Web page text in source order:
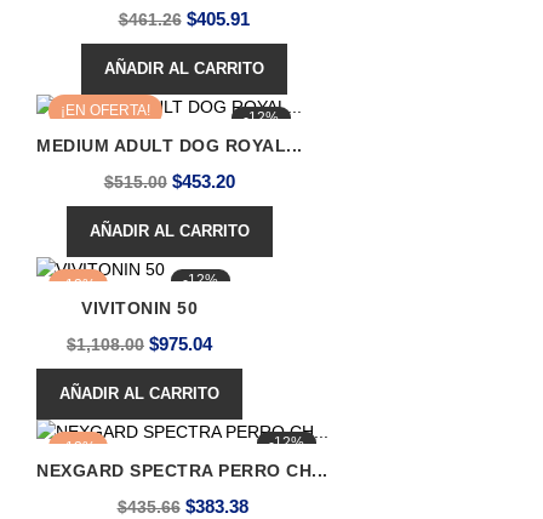
Precio
base
$461.26 Precio
$405.91
AÑADIR AL CARRITO
-12%
¡EN OFERTA!
MEDIUM ADULT DOG ROYAL...
Precio
base
$515.00 Precio
$453.20
AÑADIR AL CARRITO
-12%
-12%
VIVITONIN 50
Precio
base
$1,108.00 Precio
$975.04
AÑADIR AL CARRITO
-12%
-12%
NEXGARD SPECTRA PERRO CH...
Precio
$435.66 Precio
$383.38